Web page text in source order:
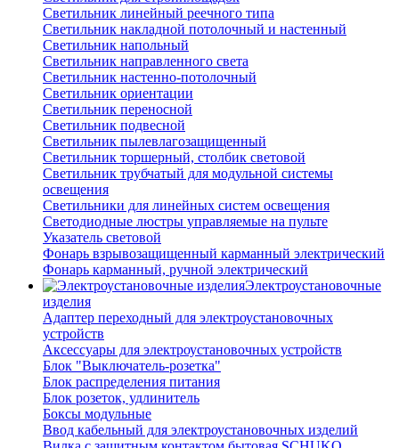
Светильник линейный реечного типа
Светильник накладной потолочный и настенный
Светильник напольный
Светильник направленного света
Светильник настенно-потолочный
Светильник ориентации
Светильник переносной
Светильник подвесной
Светильник пылевлагозащищенный
Светильник торшерный, столбик световой
Светильник трубчатый для модульной системы
освещения
Светильники для линейных систем освещения
Светодиодные люстры управляемые на пульте
Указатель световой
Фонарь взрывозащищенный карманный электрический
Фонарь карманный, ручной электрический
Электроустановочные
изделия
Адаптер переходный для электроустановочных
устройств
Аксессуары для электроустановочных устройств
Блок "Выключатель-розетка"
Блок распределения питания
Блок розеток, удлинитель
Боксы модульные
Ввод кабельный для электроустановочных изделий